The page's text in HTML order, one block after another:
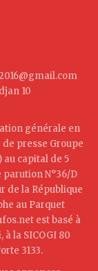
10
générale en
presse Groupe
au capital de 5
parution N°36/D
de la République
au Parquet
est basé à
la SICOGI 80
3133.